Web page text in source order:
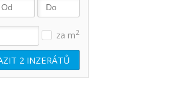
za m2
2 INZERÁTŮ